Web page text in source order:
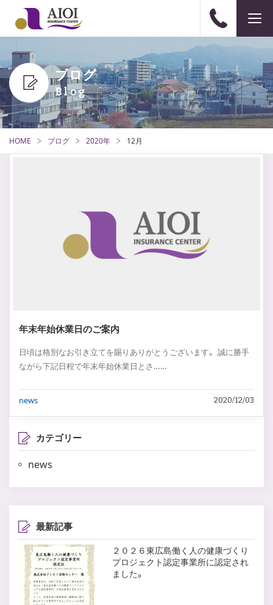
ブログ
HOME ブログ 2020年 12月
年末年始休業日のご案内
日頃は格別なお引き立てを賜りありがとうございます。 誠に勝手
ながら下記日程で年末年始休業日とさ……
news 2020/12/03
カテゴリー
news
最新記事
２０２６東広島働く人の健康づくり
プロジェクト認定事業所に認定され
ました。